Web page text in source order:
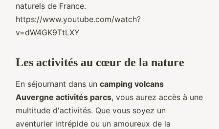
naturels de France.
https://www.youtube.com/watch?
v=dW4GK9TtLXY
Les activités au cœur de la nature
En séjournant dans un camping volcans
Auvergne activités parcs, vous aurez accès à une
multitude d'activités. Que vous soyez un
aventurier intrépide ou un amoureux de la